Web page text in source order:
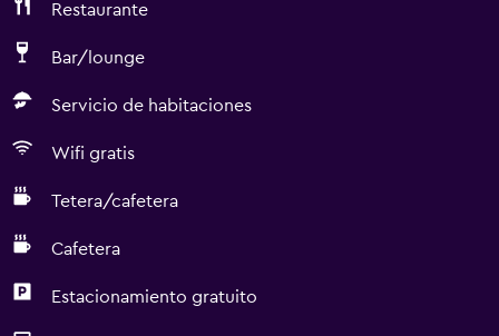
Restaurante
Bar/lounge
Servicio de habitaciones
Wifi gratis
Tetera/cafetera
Cafetera
Estacionamiento gratuito